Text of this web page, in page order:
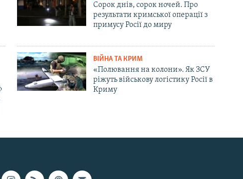
Сорок днів, сорок ночей. Про
результати кримської операції з
примусу Росії до миру
ВІЙНА ТА КРИМ
«Полювання на колони». Як ЗСУ
ріжуть військову логістику Росії в
Криму